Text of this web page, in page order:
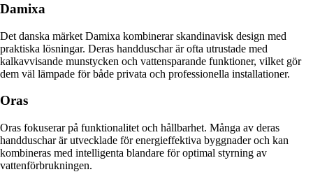
Damixa
Det danska märket Damixa kombinerar skandinavisk design med
praktiska lösningar. Deras handduschar är ofta utrustade med
kalkavvisande munstycken och vattensparande funktioner, vilket gör
dem väl lämpade för både privata och professionella installationer.
Oras
Oras fokuserar på funktionalitet och hållbarhet. Många av deras
handduschar är utvecklade för energieffektiva byggnader och kan
kombineras med intelligenta blandare för optimal styrning av
vattenförbrukningen.